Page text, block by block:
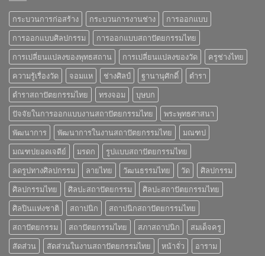
กระบวนการก่อสร้าง กระบวนการงานช่าง
การออกแบบ
การออกแบบศิลปกรรม
การออกแบบสถาปัตยกรรมไทย
การเปลี่ยนแปลงของพุทธสถาน
การเปลี่ยนแปลงของวัด
ครูช่างไทย
ความรู้เรื่องวัด
จอมแห ช่างศิลป์ ฐานานุศักดิ์
ตำรา
ตำราสถาปัตยกรรมไทย
ทรงจอม
บุษบก
ปัจจัยในการออกแบบงานสถาปัตยกรรมไทย
พระพุทธศาสนา
พัฒนาการ
พัฒนาการในงานสถาปัตยกรรมไทย
มณฑป
มณฑปยอดเจดีย์
มรดก
รูปแบบสถาปัตยกรรมไทย
ลดรูปทางศิลปกรรม
ลายไทย วัฒนธรรมไทย วัด
ศิลปกรรม
ศิลปกรรมไทย
ศิลปะสถาปัตยกรรม
ศิลปะสถาปัตยกรรมไทย
ศิลปินแห่งชาติ
สถาปนิก
สถาปนิกสถาปัตยกรรมไทย
สถาปัตยกรรม
สถาปัตยกรรมไทย สภาสถาปนิก
สมเด็จครู
สัดส่วน
สัดส่วนในงานสถาปัตยกรรมไทย หน้าจั่ว อาราม